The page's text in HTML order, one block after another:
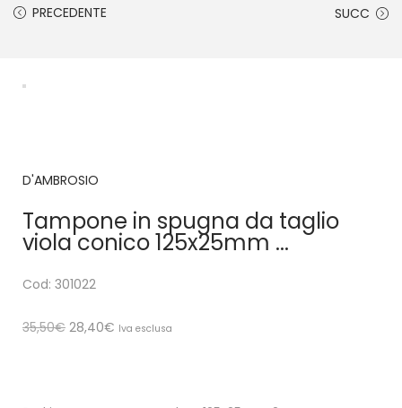
PRECEDENTE SUCC
D'AMBROSIO
Tampone in spugna da taglio
viola conico 125x25mm ...
Cod: 301022
35,50€ 28,40€ Iva esclusa